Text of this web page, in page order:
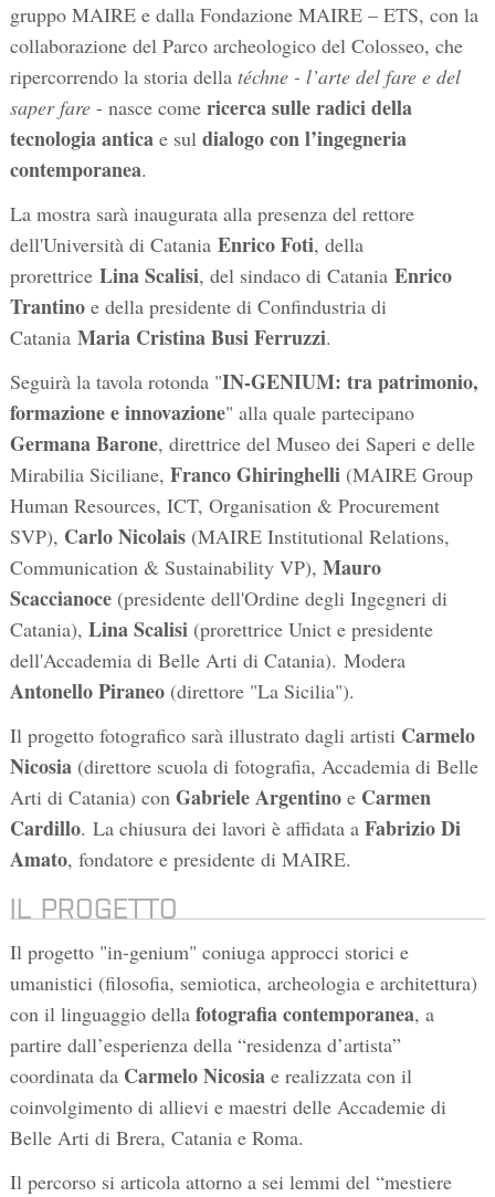
gruppo MAIRE e dalla Fondazione MAIRE – ETS, con la
collaborazione del Parco archeologico del Colosseo, che
ripercorrendo la storia della téchne - l’arte del fare e del
saper fare- nasce come ricerca sulle radici della
tecnologia anticae sul dialogo con l’ingegneria
contemporanea.
La mostra sarà inaugurata alla presenza del rettore
dell'Università di Catania Enrico Foti, della
prorettrice Lina Scalisi, del sindaco di Catania Enrico
Trantinoe della presidente di Confindustria di
Catania Maria Cristina Busi Ferruzzi.
Seguirà la tavola rotonda "IN-GENIUM: tra patrimonio,
formazione e innovazione" alla quale partecipano
Germana Barone, direttrice del Museo dei Saperi e delle
Mirabilia Siciliane, Franco Ghiringhelli (MAIRE Group
Human Resources, ICT, Organisation & Procurement
SVP), Carlo Nicolais(MAIRE Institutional Relations,
Communication & Sustainability VP), Mauro
Scaccianoce(presidente dell'Ordine degli Ingegneri di
Catania), Lina Scalisi (prorettrice Unict e presidente
dell'Accademia di Belle Arti di Catania). Modera
Antonello Piraneo(direttore "La Sicilia").
Il progetto fotografico sarà illustrato dagli artisti Carmelo
Nicosia(direttore scuola di fotografia, Accademia di Belle
Arti di Catania) con Gabriele Argentinoe Carmen
Cardillo. La chiusura dei lavori è affidata a Fabrizio Di
Amato, fondatore e presidente di MAIRE.
IL PROGETTO
Il progetto "in-genium" coniuga approcci storici e
umanistici (filosofia, semiotica, archeologia e architettura)
con il linguaggio della fotografia contemporanea, a
partire dall’esperienza della “residenza d’artista”
coordinata da Carmelo Nicosia e realizzata con il
coinvolgimento di allievi e maestri delle Accademie di
Belle Arti di Brera, Catania e Roma.
Il percorso si articola attorno a sei lemmi del “mestiere